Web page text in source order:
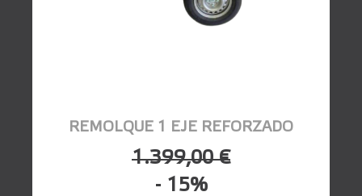
REMOLQUE 1 EJE REFORZADO
1.399,00 €
- 15%